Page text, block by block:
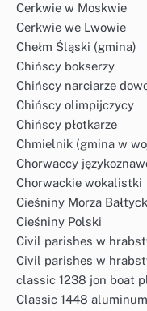
Cerkwie w Moskwie
Cerkwie we Lwowie
Chełm Śląski (gmina)
Chińscy bokserzy
Chińscy narciarze
Chińscy olimpijczycy
Chińscy płotkarze
Chmielnik (gmina w
Chorwaccy
Chorwackie wokalistki
Cieśniny Morza
Cieśniny Polski
Civil parishes w
Civil parishes w
classic 1238 jon boat
Classic 1448